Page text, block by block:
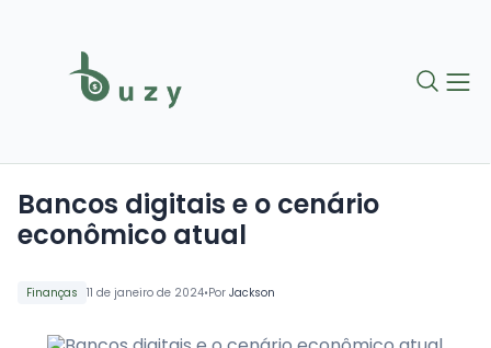
Finanças 11 de janeiro de 2024•Por Jackson
Bancos digitais e o cenário
econômico atual